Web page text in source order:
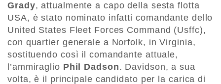
Grady, attualmente a capo della sesta flotta
USA, è stato nominato infatti comandante dello
United States Fleet Forces Command (Usffc),
con quartier generale a Norfolk, in Virginia,
sostituendo così il comandante attuale,
l’ammiraglio Phil Dadson. Davidson, a sua
volta, è il principale candidato per la carica di